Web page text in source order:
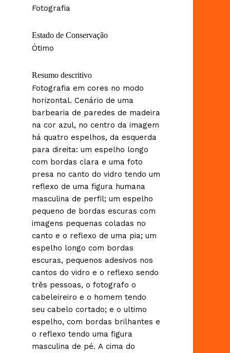
Fotografia
Estado de Conservação
Ótimo
Resumo descritivo
Fotografia em cores no modo
horizontal. Cenário de uma
barbearia de paredes de madeira
na cor azul, no centro da imagem
há quatro espelhos, da esquerda
para direita: um espelho longo
com bordas clara e uma foto
presa no canto do vidro tendo um
reflexo de uma figura humana
masculina de perfil; um espelho
pequeno de bordas escuras com
imagens pequenas coladas no
canto e o reflexo de uma pia; um
espelho longo com bordas
escuras, pequenos adesivos nos
cantos do vidro e o reflexo sendo
três pessoas, o fotografo o
cabeleireiro e o homem tendo
seu cabelo cortado; e o ultimo
espelho, com bordas brilhantes e
o reflexo tendo uma figura
masculina de pé. A cima do